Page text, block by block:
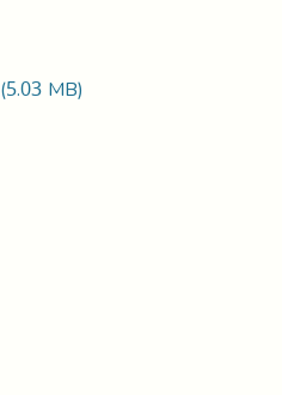
(5.03 MB)